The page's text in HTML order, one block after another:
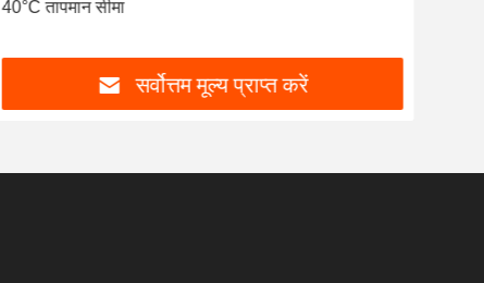
40°C तापमान सीमा
सर्वोत्तम मूल्य प्राप्त करें